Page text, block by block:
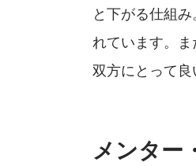
と下がる仕組
れています。
双方にとって良
メンター